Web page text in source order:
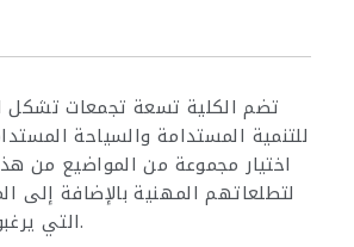
تضم الكلية تسعة تجمعات تشكل
للتنمية المستدامة والسياحة
اختيار مجموعة من المواضيع من
لتطلعاتهم المهنية بالإضافة إلى
التي يرغبون في اكتسابها.